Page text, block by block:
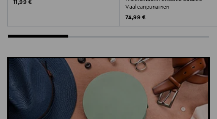
Original Price
11,99 €
Vaaleanpunainen
Original Price
74,99 €